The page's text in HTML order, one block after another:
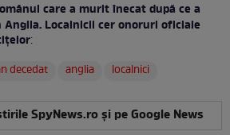
care a murit înecat după ce a
Localnicii cer onoruri oficiale
:
decedat anglia localnici
SpyNews.ro și pe Google News